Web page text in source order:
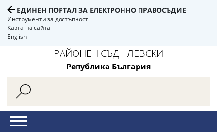
ЕДИНЕН ПОРТАЛ ЗА ЕЛЕКТРОННО ПРАВОСЪДИЕ
Инструменти за достъпност
Карта на сайта
English
РАЙОНЕН СЪД - ЛЕВСКИ
Република България